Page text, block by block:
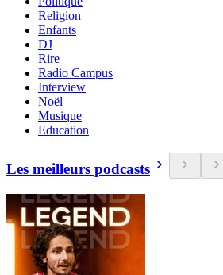
Religion
Enfants
DJ
Rire
Radio Campus
Interview
Noël
Musique
Education
Les meilleurs podcasts